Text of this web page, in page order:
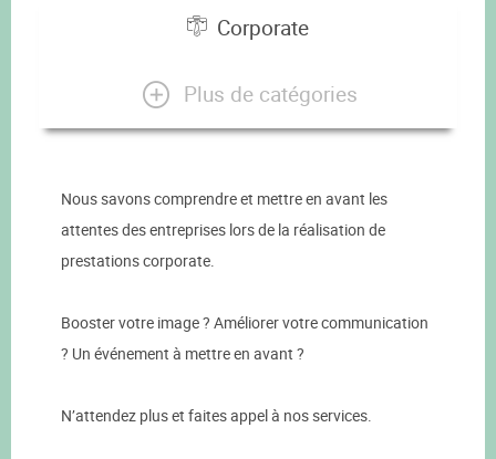
Corporate
Plus de catégories
Nous savons comprendre et mettre en avant les
attentes des entreprises lors de la réalisation de
prestations corporate.
Booster votre image ? Améliorer votre communication
? Un événement à mettre en avant ?
N’attendez plus et faites appel à nos services.